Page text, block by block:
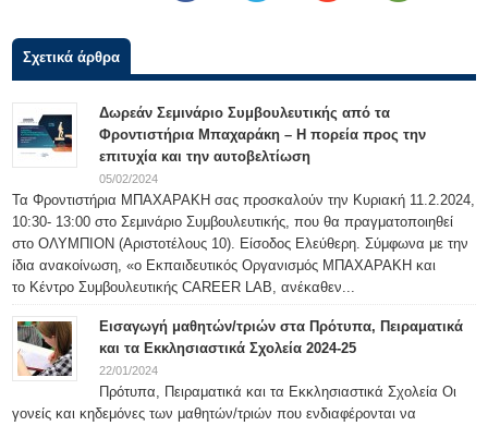
Σχετικά άρθρα
Δωρεάν Σεμινάριο Συμβουλευτικής από τα
Φροντιστήρια Μπαχαράκη – Η πορεία προς την
επιτυχία και την αυτοβελτίωση
05/02/2024
Τα Φροντιστήρια ΜΠΑΧΑΡΑΚΗ σας προσκαλούν την Κυριακή 11.2.2024,
10:30- 13:00 στο Σεμινάριο Συμβουλευτικής, που θα πραγματοποιηθεί
στο ΟΛΥΜΠΙΟΝ (Αριστοτέλους 10). Είσοδος Ελεύθερη. Σύμφωνα με την
ίδια ανακοίνωση, «ο Εκπαιδευτικός Οργανισμός ΜΠΑΧΑΡΑΚΗ και
το Κέντρο Συμβουλευτικής CAREER LAB, ανέκαθεν...
Εισαγωγή μαθητών/τριών στα Πρότυπα, Πειραματικά
και τα Εκκλησιαστικά Σχολεία 2024-25
22/01/2024
Πρότυπα, Πειραματικά και τα Εκκλησιαστικά Σχολεία Οι
γονείς και κηδεμόνες των μαθητών/τριών που ενδιαφέρονται να